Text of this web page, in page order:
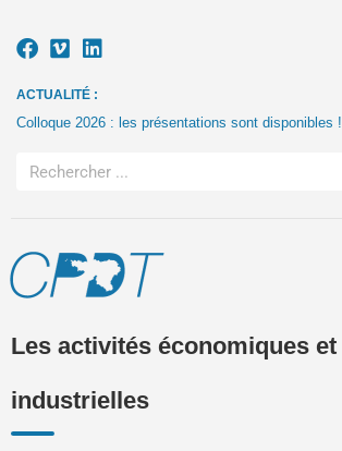
ACTUALITÉ :
Colloque 2026 : les présentations sont disponibles !
Les activités économiques et
industrielles